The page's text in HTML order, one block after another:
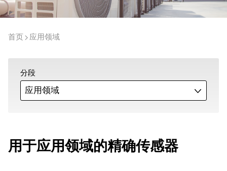
首页 I 应用领域
分段
应用领域 J
用于应用领域的精确传感器